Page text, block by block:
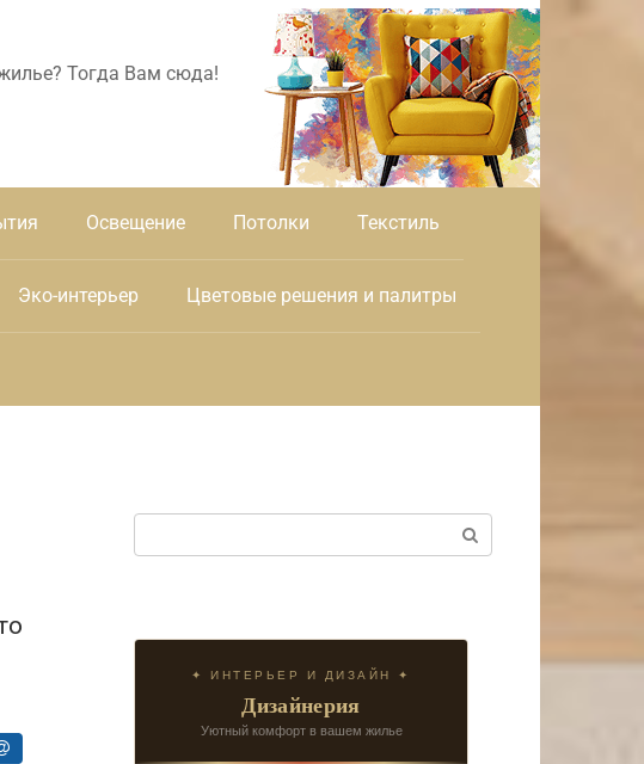
Тогда Вам сюда!
Освещение Потолки Текстиль
Эко-интерьер Цветовые решения и палитры
✦ ИНТЕРЬЕР И ДИЗАЙН ✦
Дизайнерия
Уютный комфорт в вашем жилье